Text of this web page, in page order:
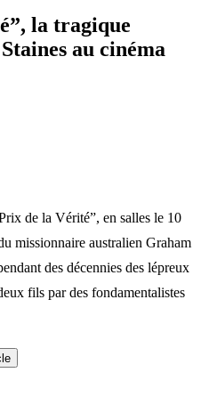
la tragique
au cinéma
de la Vérité”, en salles le 10
missionnaire australien Graham
des décennies des lépreux
fils par des fondamentalistes